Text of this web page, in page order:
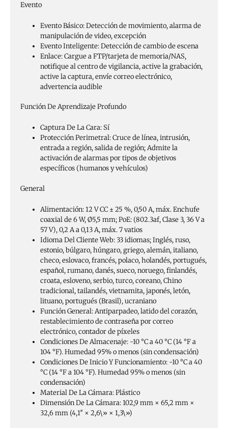
Evento
Evento Básico:Detección de movimiento, alarma de
manipulación de video, excepción
Evento Inteligente:Detección de cambio de escena
Enlace:Cargue a FTP/tarjeta de memoria/NAS,
notifique al centro de vigilancia, active la grabación,
active la captura, envíe correo electrónico,
advertencia audible
Función De Aprendizaje Profundo
Captura De La Cara: Sí
Protección Perimetral:Cruce de línea, intrusión,
entrada a región, salida de región; Admite la
activación de alarmas por tipos de objetivos
específicos (humanos y vehículos)
General
Alimentación:12 V CC ± 25 %, 0,50 A, máx. Enchufe
coaxial de 6 W, Ø5,5 mm; PoE: (802.3af, Clase 3, 36 V a
57 V), 0,2 A a 0,13 A, máx. 7 vatios
Idioma Del Cliente Web:33 idiomas; Inglés, ruso,
estonio, búlgaro, húngaro, griego, alemán, italiano,
checo, eslovaco, francés, polaco, holandés, portugués,
español, rumano, danés, sueco, noruego, finlandés,
croata, esloveno, serbio, turco, coreano, Chino
tradicional, tailandés, vietnamita, japonés, letón,
lituano, portugués (Brasil), ucraniano
Función General:Antiparpadeo, latido del corazón,
restablecimiento de contraseña por correo
electrónico, contador de píxeles
Condiciones De Almacenaje: -10 °C a 40 °C (14 °F a
104 °F). Humedad 95% o menos (sin condensación)
Condiciones De Inicio Y Funcionamiento: -10 °C a 40
°C (14 °F a 104 °F). Humedad 95% o menos (sin
condensación)
Material De La Cámara: Plástico
Dimensión De La Cámara:102,9 mm × 65,2 mm ×
32,6 mm (4,1″ × 2,6\» × 1,3\»)